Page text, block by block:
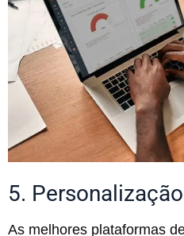
5. Personalização
As melhores plataformas